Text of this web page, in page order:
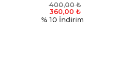
400,00₺
360,00 ₺
% 10 İndirim